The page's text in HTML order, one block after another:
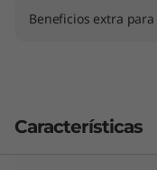
Beneficios extra
Características